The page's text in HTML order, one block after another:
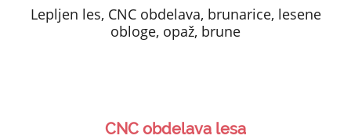
PRODUKTI
Lepljen les, CNC obdelava, brunarice, lesene
obloge, opaž, brune
CNC obdelava lesa